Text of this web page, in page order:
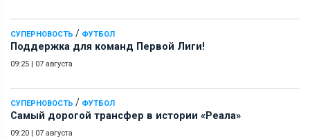
СУПЕРНОВОСТЬ / ФУТБОЛ
Поддержка для команд Первой Лиги!
09:25 | 07 августа
СУПЕРНОВОСТЬ / ФУТБОЛ
Самый дорогой трансфер в истории «Реала»
09:20 | 07 августа